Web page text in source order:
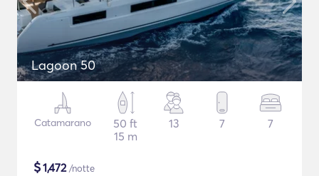
Lagoon 50
Catamarano
50 ft
15 m
13 7 7
$1,472/notte